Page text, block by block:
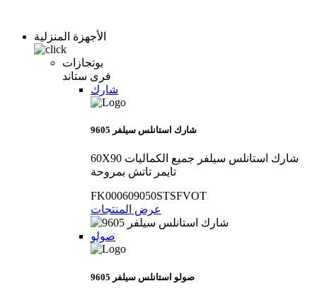
الأجهزة المنزلية
بوتجازات
فرى ستاند
شارك
9605 شارك استانلس سيلفر
60X90 شارك استانلس سيلفر جميع الكماليات
تايمر تاتش بمروحة
FK000609050STSFVOT
عرض المنتجات
صولو
9605 صولو استانلس سيلفر